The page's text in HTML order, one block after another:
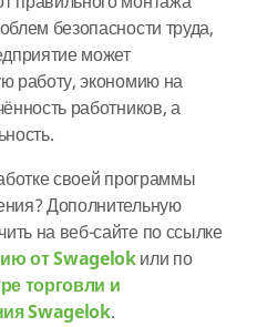
безопасности труда,
может
работу, экономию на
работников, а
своей программы
Дополнительную
на веб-сайте по ссылке
от Swagelokили по
торговли и
Swagelok.